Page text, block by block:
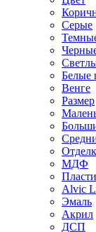
Серые
Белые
Венге
Размер
МДФ
Alvic
Эмаль
Акрил
ДСП